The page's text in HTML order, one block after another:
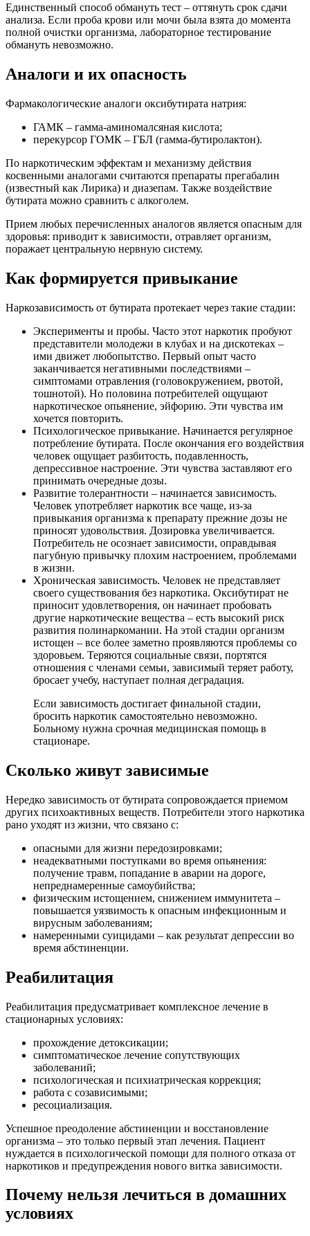
Единственный способ обмануть тест – оттянуть срок сдачи
анализа. Если проба крови или мочи была взята до момента
полной очистки организма, лабораторное тестирование
обмануть невозможно.
Аналоги и их опасность
Фармакологические аналоги оксибутирата натрия:
ГАМК – гамма-аминомалсяная кислота;
перекурсор ГОМК – ГБЛ (гамма-бутиролактон).
По наркотическим эффектам и механизму действия
косвенными аналогами считаются препараты прегабалин
(известный как Лирика) и диазепам. Также воздействие
бутирата можно сравнить с алкоголем.
Прием любых перечисленных аналогов является опасным для
здоровья: приводит к зависимости, отравляет организм,
поражает центральную нервную систему.
Как формируется привыкание
Наркозависимость от бутирата протекает через такие стадии:
Эксперименты и пробы. Часто этот наркотик пробуют
представители молодежи в клубах и на дискотеках –
ими движет любопытство. Первый опыт часто
заканчивается негативными последствиями –
симптомами отравления (головокружением, рвотой,
тошнотой). Но половина потребителей ощущают
наркотическое опьянение, эйфорию. Эти чувства им
хочется повторить.
Психологическое привыкание. Начинается регулярное
потребление бутирата. После окончания его воздействия
человек ощущает разбитость, подавленность,
депрессивное настроение. Эти чувства заставляют его
принимать очередные дозы.
Развитие толерантности – начинается зависимость.
Человек употребляет наркотик все чаще, из-за
привыкания организма к препарату прежние дозы не
приносят удовольствия. Дозировка увеличивается.
Потребитель не осознает зависимости, оправдывая
пагубную привычку плохим настроением, проблемами
в жизни.
Хроническая зависимость. Человек не представляет
своего существования без наркотика. Оксибутират не
приносит удовлетворения, он начинает пробовать
другие наркотические вещества – есть высокий риск
развития полинаркомании. На этой стадии организм
истощен – все более заметно проявляются проблемы со
здоровьем. Теряются социальные связи, портятся
отношения с членами семьи, зависимый теряет работу,
бросает учебу, наступает полная деградация.
Если зависимость достигает финальной стадии,
бросить наркотик самостоятельно невозможно.
Больному нужна срочная медицинская помощь в
стационаре.
Сколько живут зависимые
Нередко зависимость от бутирата сопровождается приемом
других психоактивных веществ. Потребители этого наркотика
рано уходят из жизни, что связано с:
опасными для жизни передозировками;
неадекватными поступками во время опьянения:
получение травм, попадание в аварии на дороге,
непреднамеренные самоубийства;
физическим истощением, снижением иммунитета –
повышается уязвимость к опасным инфекционным и
вирусным заболеваниям;
намеренными суицидами – как результат депрессии во
время абстиненции.
Реабилитация
Реабилитация предусматривает комплексное лечение в
стационарных условиях:
прохождение детоксикации;
симптоматическое лечение сопутствующих
заболеваний;
психологическая и психиатрическая коррекция;
работа с созависимыми;
ресоциализация.
Успешное преодоление абстиненции и восстановление
организма – это только первый этап лечения. Пациент
нуждается в психологической помощи для полного отказа от
наркотиков и предупреждения нового витка зависимости.
Почему нельзя лечиться в домашних
условиях